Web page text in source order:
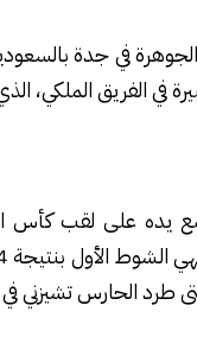
في جدة
الفريق الملكي،
لأكثر من 45 دقيقة لوضع
في الدقيقة 55 لم يغير